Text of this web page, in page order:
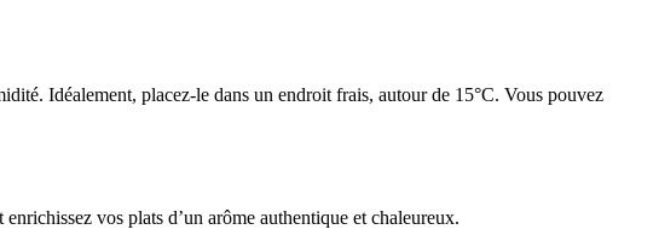
Idéalement, placez-le dans un endroit frais, autour de 15°C. Vous pouvez
vos plats d’un arôme authentique et chaleureux.